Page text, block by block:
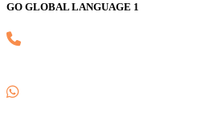
GO GLOBAL LANGUAGE 1